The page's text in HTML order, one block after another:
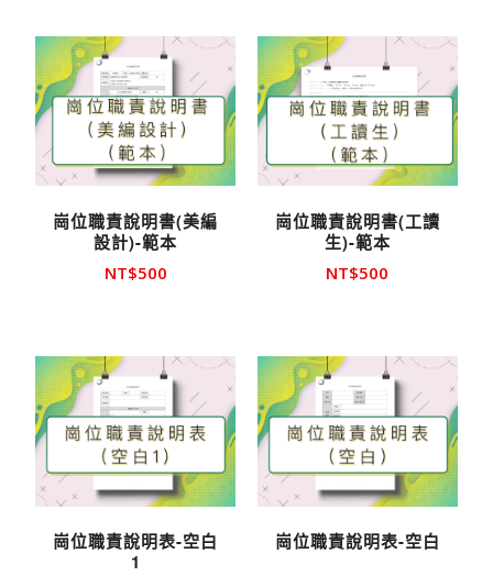
崗位職責說明書(美編
設計)-範本
NT$500
崗位職責說明書(工讀
生)-範本
NT$500
崗位職責說明表-空白
1
崗位職責說明表-空白